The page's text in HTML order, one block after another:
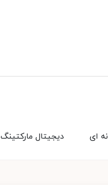
دیجیتال مارکتینگ ای